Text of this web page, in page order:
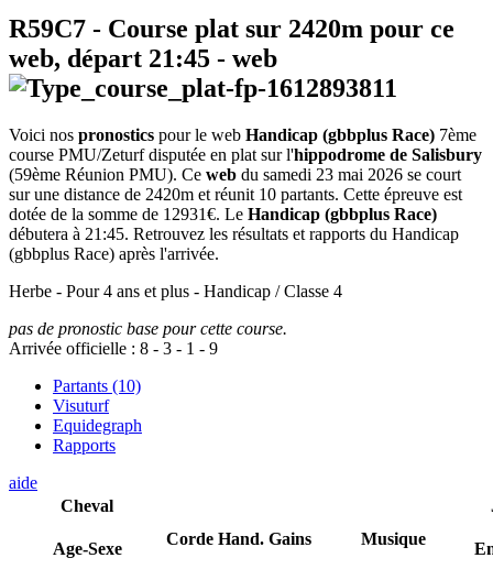
R59C7 - Course plat sur 2420m pour ce
web, départ 21:45 - web
Voici nos pronostics pour le web Handicap (gbbplus Race) 7ème
course PMU/Zeturf disputée en plat sur l'hippodrome de Salisbury
(59ème Réunion PMU). Ce web du samedi 23 mai 2026 se court
sur une distance de 2420m et réunit 10 partants. Cette épreuve est
dotée de la somme de 12931€. Le Handicap (gbbplus Race)
débutera à 21:45. Retrouvez les résultats et rapports du Handicap
(gbbplus Race) après l'arrivée.
Herbe - Pour 4 ans et plus - Handicap / Classe 4
pas de pronostic base pour cette course.
Arrivée officielle : 8 - 3 - 1 - 9
Partants (10)
Visuturf
Equidegraph
Rapports
aide
Cheval
Age-Sexe
Corde Hand. Gains Musique